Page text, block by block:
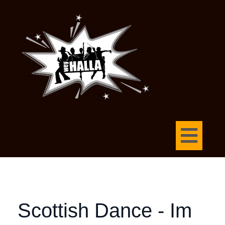
Scottish Dance - Im